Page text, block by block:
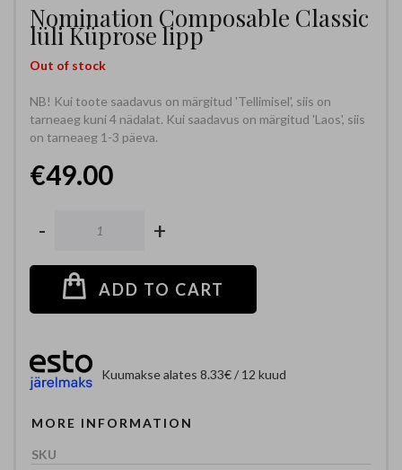
Nomination Composable Classic
lüli Küprose lipp
Out of stock
NB! Kui toote saadavus on märgitud 'Tellimisel', siis on
tarneaeg kuni 4 nädalat. Kui saadavus on märgitud 'Laos', siis
on tarneaeg 1-3 päeva.
€49.00
- +
ADD TO CART
Kuumakse alates 8.33€ / 12 kuud
MORE INFORMATION